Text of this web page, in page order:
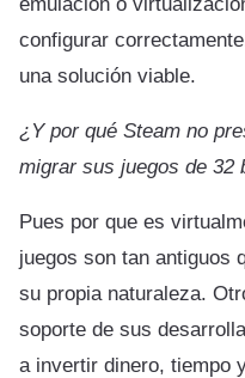
configurar
una solución viable.
¿Y por qué Steam no
migrar sus juegos de 32
Pues por que es
juegos son tan antiguos
su propia naturaleza.
soporte de sus
a invertir dinero, tiempo